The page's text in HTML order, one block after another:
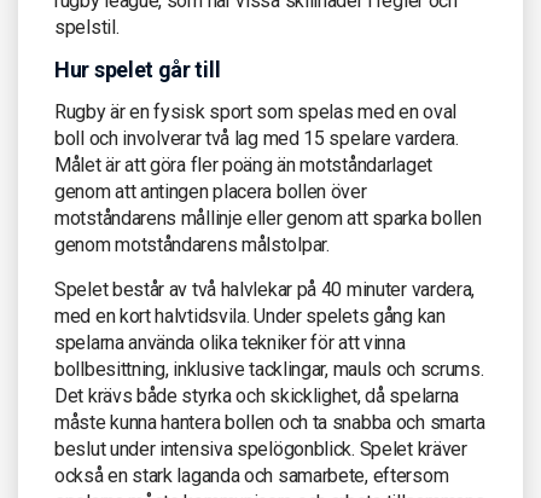
spelstil.
Hur spelet går till
Rugby är en fysisk sport som spelas med en oval
boll och involverar två lag med 15 spelare vardera.
Målet är att göra fler poäng än motståndarlaget
genom att antingen placera bollen över
motståndarens mållinje eller genom att sparka bollen
genom motståndarens målstolpar.
Spelet består av två halvlekar på 40 minuter vardera,
med en kort halvtidsvila. Under spelets gång kan
spelarna använda olika tekniker för att vinna
bollbesittning, inklusive tacklingar, mauls och scrums.
Det krävs både styrka och skicklighet, då spelarna
måste kunna hantera bollen och ta snabba och smarta
beslut under intensiva spelögonblick. Spelet kräver
också en stark laganda och samarbete, eftersom